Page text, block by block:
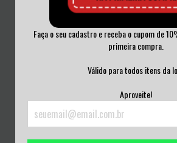
Faça o seu cadastro e receba o cupom de
primeira compra.
Válido para todos itens da
Aproveite!
LACRADO